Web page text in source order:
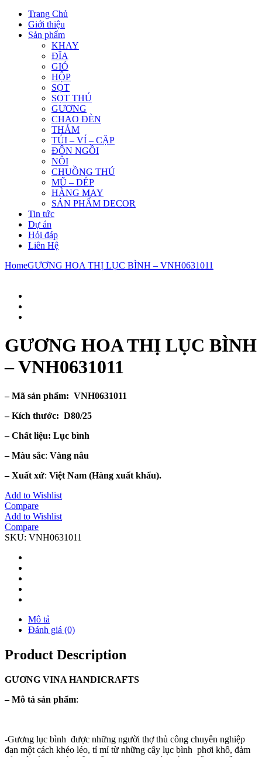
Trang Chủ
Giới thiệu
Sản phẩm
KHAY
ĐĨA
GIỎ
HỘP
SỌT
SỌT THÚ
GƯƠNG
CHAO ĐÈN
THẢM
TÚI – VÍ – CẶP
ĐÔN NGỒI
NÔI
CHUỒNG THÚ
MŨ – DÉP
HÀNG MAY
SẢN PHẨM DECOR
Tin tức
Dự án
Hỏi đáp
Liên Hệ
HomeGƯƠNG HOA THỊ LỤC BÌNH – VNH0631011
GƯƠNG HOA THỊ LỤC BÌNH
– VNH0631011
– Mã sản phẩm: VNH0631011
– Kích thước: D80/25
– Chất liệu: Lục bình
– Màu sắc: Vàng nâu
– Xuất xứ: Việt Nam (Hàng xuất khẩu).
Add to Wishlist
Compare
Add to Wishlist
Compare
SKU: VNH0631011
Mô tả
Đánh giá (0)
Product Description
GƯƠNG VINA HANDICRAFTS
–Mô tả sản phẩm:
-Gương lục bình được những người thợ thủ công chuyên nghiệp
đan một cách khéo léo, tỉ mỉ từ những cây lục bình phơi khô, đảm